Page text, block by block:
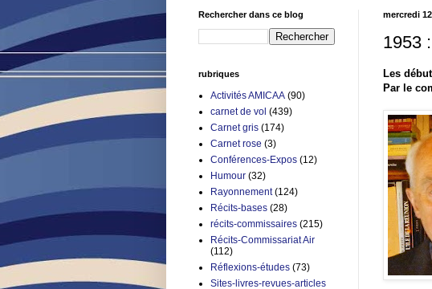
mercredi
1953
Les
Par le
Rechercher dans ce blog
rubriques
Activités AMICAA (90)
carnet de vol (439)
Carnet gris (174)
Carnet rose (3)
Conférences-Expos (12)
Humour (32)
Rayonnement (124)
Récits-bases (28)
récits-commissaires (215)
Récits-Commissariat Air
(112)
Réflexions-études (73)
Sites-livres-revues-articles